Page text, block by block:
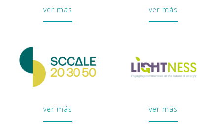
ver más ver más
ver más ver más